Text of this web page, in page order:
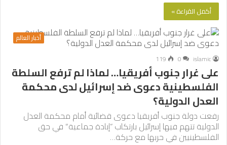
أكمل القراءة »
أخبار العالم
islamic
0
119
على غرار جنوب أفريقيا… لماذا لم ترفع السلطة
الفلسطينية دعوى ضد إسرائيل لدى محكمة
العدل الدولية؟
رفعت دولة جنوب أفريقيا دعوى قضائية أمام محكمة العدل
الدولية تتهم فيها إسرائيل بارتكاب “إبادة جماعية” في حق
الفلسطينيين في حربها مع حركة…